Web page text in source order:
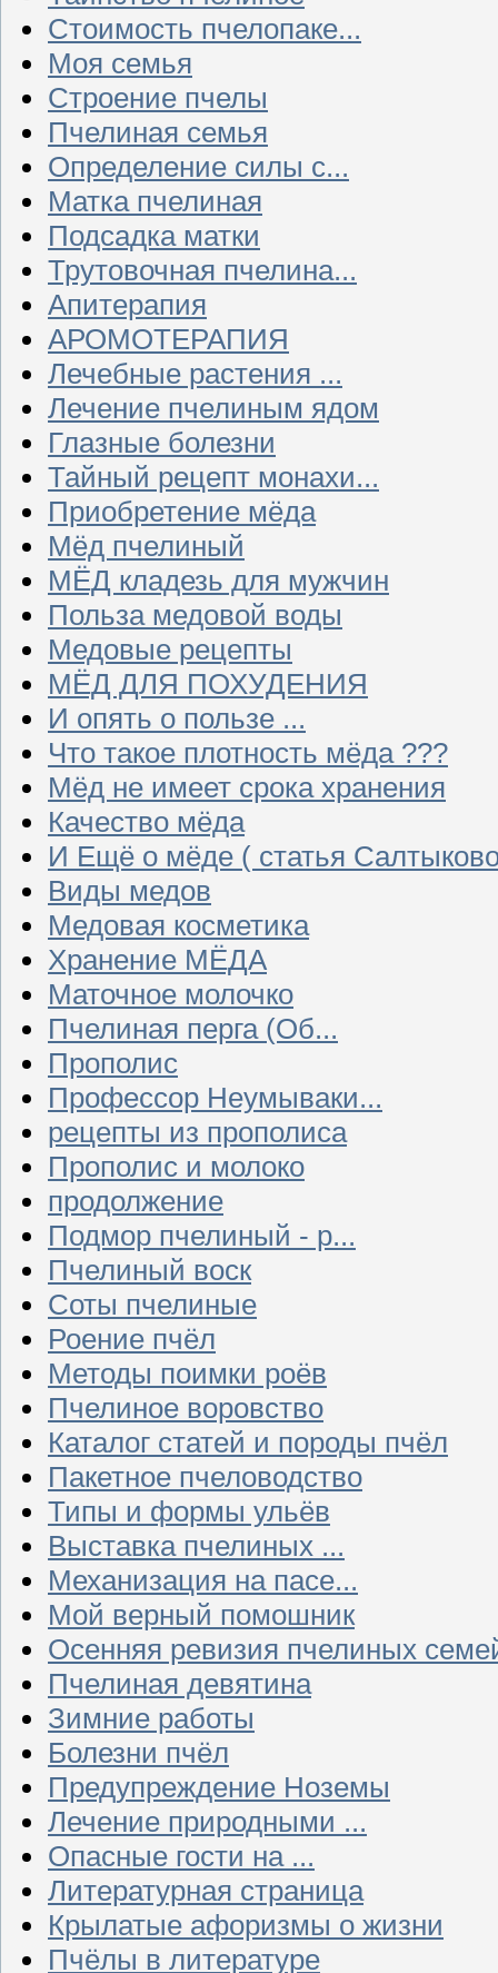
Стоимость пчелопаке...
Моя семья
Строение пчелы
Пчелиная семья
Определение силы с...
Матка пчелиная
Подсадка матки
Трутовочная пчелина...
Апитерапия
АРОМОТЕРАПИЯ
Лечебные растения ...
Лечение пчелиным ядом
Глазные болезни
Тайный рецепт монахи...
Приобретение мёда
Мёд пчелиный
МЁД кладезь для мужчин
Польза медовой воды
Медовые рецепты
МЁД ДЛЯ ПОХУДЕНИЯ
И опять о пользе ...
Что такое плотность мёда ???
Мёд не имеет срока хранения
Качество мёда
И Ещё о мёде ( статья
Виды медов
Медовая косметика
Хранение МЁДА
Маточное молочко
Пчелиная перга (Об...
Прополис
Профессор Неумываки...
рецепты из прополиса
Прополис и молоко
продолжение
Подмор пчелиный - р...
Пчелиный воск
Соты пчелиные
Роение пчёл
Методы поимки роёв
Пчелиное воровство
Каталог статей и породы пчёл
Пакетное пчеловодство
Типы и формы ульёв
Выставка пчелиных ...
Механизация на пасе...
Мой верный помошник
Осенняя ревизия пчелиных
Пчелиная девятина
Зимние работы
Болезни пчёл
Предупреждение Ноземы
Лечение природными ...
Опасные гости на ...
Литературная страница
Крылатые афоризмы о жизни
Пчёлы в литературе